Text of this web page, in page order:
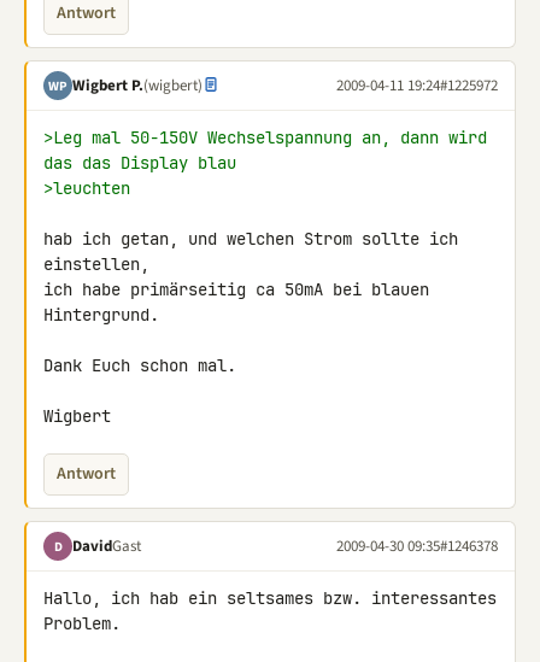
Antwort
WP Wigbert P.(wigbert) 2009-04-11 19:24#1225972
>Leg mal 50-150V Wechselspannung an, dann wird
das das Display blau
>leuchten
hab ich getan, und welchen Strom sollte ich
einstellen,
ich habe primärseitig ca 50mA bei blauen
Hintergrund.
Dank Euch schon mal.
Wigbert
Antwort
D DavidGast 2009-04-30 09:35#1246378
Hallo, ich hab ein seltsames bzw. interessantes
Problem.